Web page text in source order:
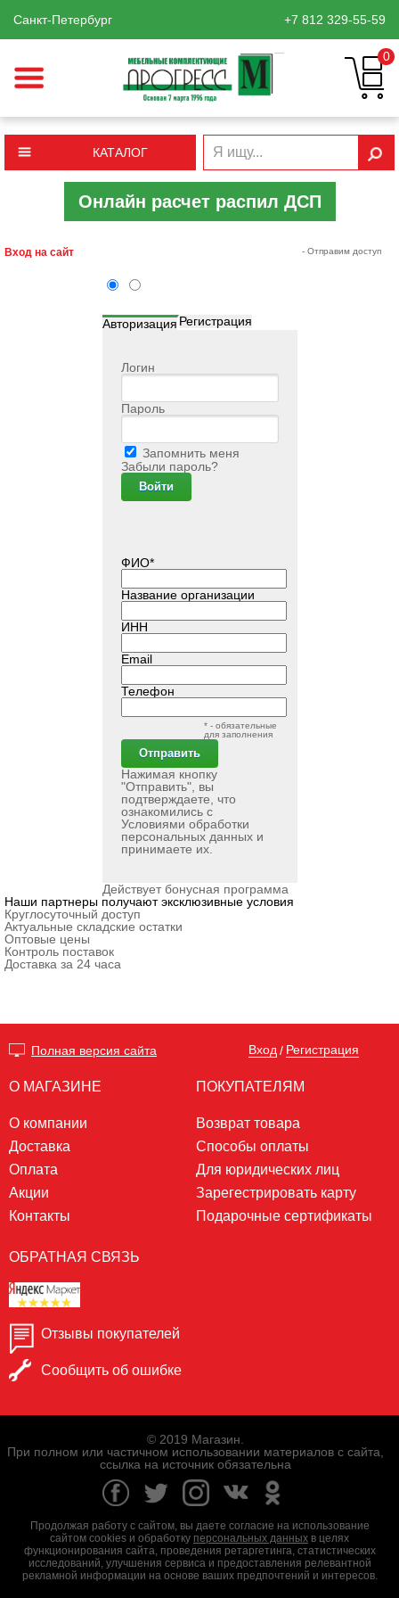
Санкт-Петербург +7 812 329-55-59
0
КАТАЛОГ
Онлайн расчет распил ДСП
Вход на сайт
Авторизация Регистрация
Логин
Пароль
Запомнить меня
Забыли пароль?
ФИО*
Название организации
ИНН
Email
- Отправим доступ
Телефон
* - обязательные
для заполнения
Нажимая кнопку
"Отправить", вы
подтверждаете, что
ознакомились с
Условиями обработки
персональных данныхи
принимаете их.
Действует бонусная программа
Наши партнеры получают эксклюзивные условия
Круглосуточный доступ
Актуальные складские остатки
Оптовые цены
Контроль поставок
Доставка за 24 часа
Полная версия сайта Вход / Регистрация
О МАГАЗИНЕ
О компании
Доставка
Оплата
Акции
Контакты
ПОКУПАТЕЛЯМ
Возврат товара
Способы оплаты
Для юридических лиц
Зарегестрировать карту
Подарочные сертификаты
ОБРАТНАЯ СВЯЗЬ
Отзывы покупателей
Сообщить об ошибке
© 2019 Магазин.
При полном или частичном использовании материалов с сайта,
ссылка на источник обязательна
Продолжая работу с сайтом, вы даете согласие на использование
сайтом cookies и обработку персональных данных в целях
функционирования сайта, проведения ретаргетинга, статистических
исследований, улучшения сервиса и предоставления релевантной
рекламной информации на основе ваших предпочтений и интересов.